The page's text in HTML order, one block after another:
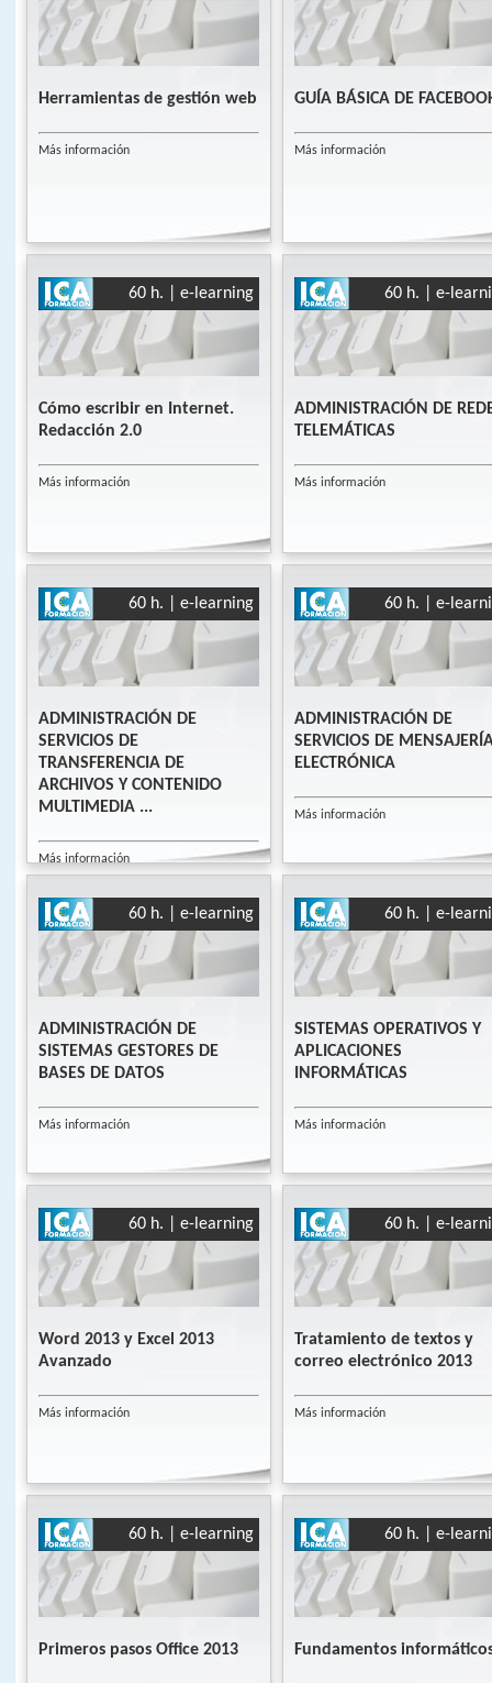
Herramientas de gestión web
Más información
GUÍA BÁSICA DE
Más información
60 h. | e-learning
Cómo escribir en Internet.
Redacción 2.0
Más información
60 h. | e-
ADMINISTRACIÓN DE
TELEMÁTICAS
Más información
60 h. | e-learning
ADMINISTRACIÓN DE
SERVICIOS DE
TRANSFERENCIA DE
ARCHIVOS Y CONTENIDO
MULTIMEDIA ...
Más información
60 h. | e-
ADMINISTRACIÓN DE
SERVICIOS DE
ELECTRÓNICA
Más información
60 h. | e-learning
ADMINISTRACIÓN DE
SISTEMAS GESTORES DE
BASES DE DATOS
Más información
60 h. | e-
SISTEMAS OPERATIVOS Y
APLICACIONES
INFORMÁTICAS
Más información
60 h. | e-learning
Word 2013 y Excel 2013
Avanzado
Más información
60 h. | e-
Tratamiento de textos y
correo electrónico 2013
Más información
60 h. | e-learning
Primeros pasos Office 2013
60 h. | e-
Fundamentos